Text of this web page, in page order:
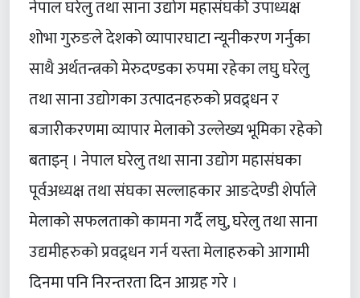
नेपाल घरेलु तथा साना उद्योग महासंघकी उपाध्यक्ष
शोभा गुरुङले देशको व्यापारघाटा न्यूनीकरण गर्नुका
साथै अर्थतन्त्रको मेरुदण्डका रुपमा रहेका लघु घरेलु
तथा साना उद्योगका उत्पादनहरुको प्रवद्र्धन र
बजारीकरणमा व्यापार मेलाको उल्लेख्य भूमिका रहेको
बताइन् । नेपाल घरेलु तथा साना उद्योग महासंघका
पूर्वअध्यक्ष तथा संघका सल्लाहकार आङदेण्डी शेर्पाले
मेलाको सफलताको कामना गर्दै लघु, घरेलु तथा साना
उद्यमीहरुको प्रवद्र्धन गर्न यस्ता मेलाहरुको आगामी
दिनमा पनि निरन्तरता दिन आग्रह गरे ।